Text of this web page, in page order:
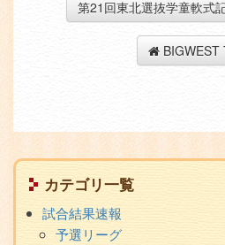
第21回東北選抜学童軟式
BIGWEST
サ
ブ
メ
カテゴリ一覧
試合結果速報
予選リーグ